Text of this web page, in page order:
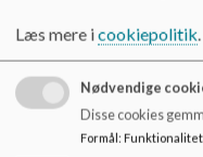
Ift. 3 ugers
Vi stiller spørgsmålstegn
børnefamilierne som er
ressourcer til
Læs mere icookiepolitik.
Nødvendige
Disse cookies
Formål: Funktionalitet